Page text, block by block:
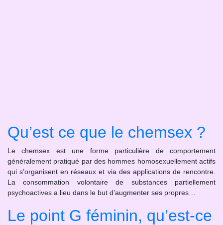
Qu’est ce que le chemsex ?
Le chemsex est une forme particulière de comportement
généralement pratiqué par des hommes homosexuellement actifs
qui s’organisent en réseaux et via des applications de rencontre.
La consommation volontaire de substances partiellement
psychoactives a lieu dans le but d’augmenter ses propres…
Le point G féminin, qu’est-ce